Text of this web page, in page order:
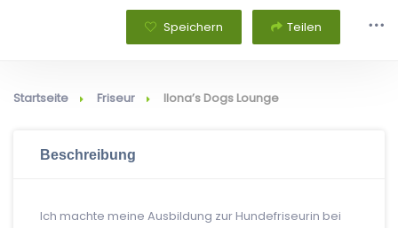
Speichern Teilen
Startseite Friseur Ilona’s Dogs Lounge
Beschreibung
Ich machte meine Ausbildung zur Hundefriseurin bei